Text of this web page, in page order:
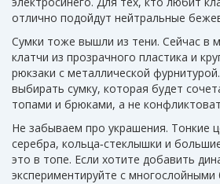
отлично подойдут нейтральные
Сумки тоже вышли из тени. Сейчас в
клатчи из прозрачного пластика и
рюкзаки с металлической
выбирать сумку, которая будет
топами и брюками, а не
Не забываем про украшения. Тонкие
серебра, кольца‑стеклышки и
это в топе. Если хотите добавить
экспериментируйте с многослойными